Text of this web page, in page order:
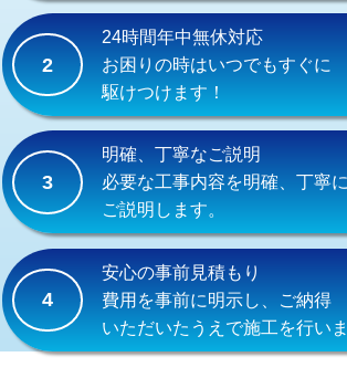
交換・取付(排水栓・排水トラップ
（P/S/ポップアップ））
交換・取付（その他部品）
持込商品取付（単水栓）
持込商品取付（混合水栓）
持込商品取付（浄水器・分岐水栓）
給水管工事※（ホール加工)
給水管工事※（バンド止め)
2
24時間年中無休対応
お困りの時はいつでもすぐに
駆けつけます！
3
明確、丁寧なご説明
必要な工事内容を明確、丁寧に
ご説明します。
4
安心の事前見積もり
費用を事前に明示し、ご納得
いただいたうえで施工を行いま